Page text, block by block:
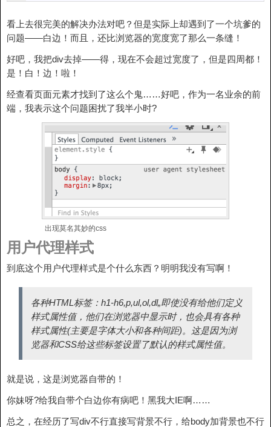
看上去很完美的解决办法对吧？但是实际上却遇到了一个坑爹的
问题——白边！而且，还比浏览器的宽度宽了那么一条缝！
好吧，我把div去掉——得，现在不会超过宽度了，但是四周都！
是！白！边！啦！
经查看页面元素才找到了这么个鬼……好吧，作为一名业余的前
端，我表示这个问题困扰了我半小时?
出现莫名其妙的css
用户代理样式
到底这个用户代理样式是个什么东西？明明我没有写啊！
各种HTML标签：h1-h6,p,ul,ol,dl„即使没有给他们定义
样式属性值，他们在浏览器中显示时，也会具有各种
样式属性(主要是字体大小和各种间距)。这是因为浏
览器和CSS给这些标签设置了默认的样式属性值。
就是说，这是浏览器自带的！
你妹呀?给我自带个白边你有病吧！黑我大IE啊……
总之，在经历了写div不行直接写背景不行，给body加背景也不行